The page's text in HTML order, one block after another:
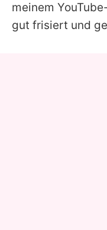
meinem
gut frisiert und